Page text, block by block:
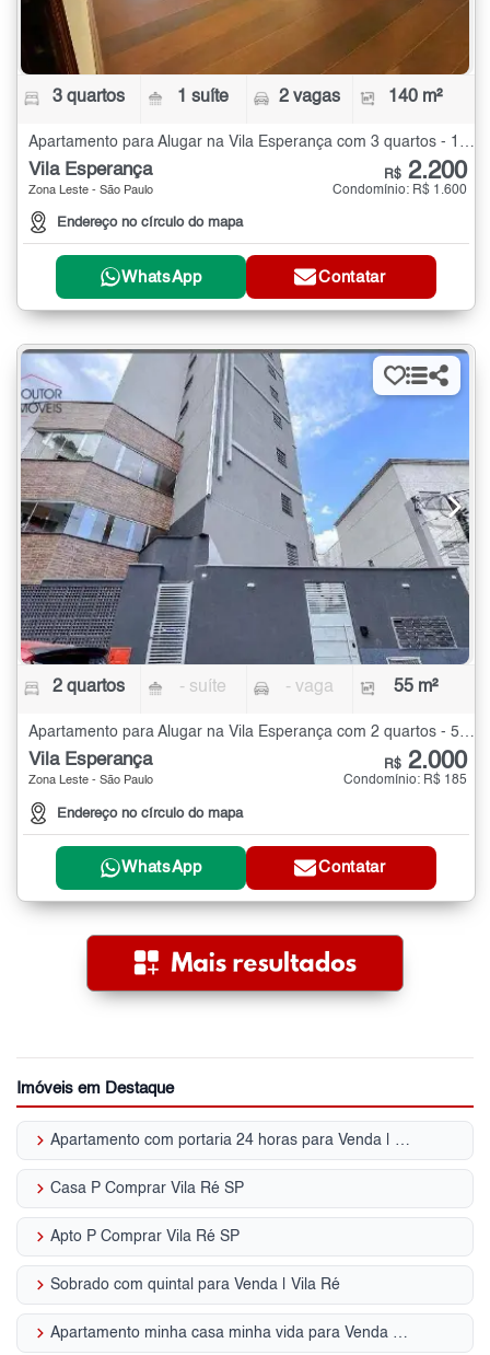
3 quartos 1 suíte 2 vagas 140 m²
Apartamento para Alugar na Vila Esperança com 3 quartos - 140 m²
Vila Esperança
Zona Leste - São Paulo
Endereço no círculo do mapa
R$ 2.200
Condomínio: R$ 1.600
WhatsApp Contatar
2 quartos - suíte - vaga 55 m²
Apartamento para Alugar na Vila Esperança com 2 quartos - 55 m²
Vila Esperança
Zona Leste - São Paulo
Endereço no círculo do mapa
R$ 2.000
Condomínio: R$ 185
WhatsApp Contatar
Imóveis em Destaque
keyboard_arrow_right Apartamento com portaria 24 horas para Venda | Vila Ré
keyboard_arrow_right Casa P Comprar Vila Ré SP
keyboard_arrow_right Apto P Comprar Vila Ré SP
keyboard_arrow_right Sobrado com quintal para Venda | Vila Ré
keyboard_arrow_right Apartamento minha casa minha vida para Venda | Vila Ré